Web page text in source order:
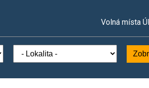
Volná místa